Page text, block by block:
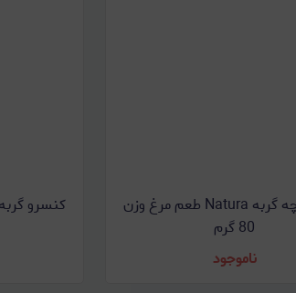
کنسرو بچه گربه Natura طعم مرغ وزن
80 گرم
ناموجود